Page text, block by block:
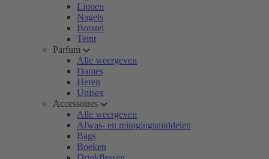
Lippen
Nagels
Borstel
Teint
Parfum
Alle weergeven
Dames
Heren
Unisex
Accessoires
Alle weergeven
Afwas- en reinigingsmiddelen
Bags
Boeken